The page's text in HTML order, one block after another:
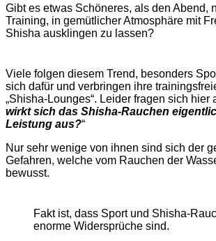
Gibt es etwas Schöneres, als den Abend,
Training, in gemütlicher Atmosphäre mit
Shisha ausklingen zu lassen?
Viele folgen diesem Trend, besonders
sich dafür und verbringen ihre
„Shisha-Lounges“. Leider fragen sich hier
wirkt sich das Shisha-Rauchen
Leistung aus?“
Nur sehr wenige von ihnen sind sich der
Gefahren, welche vom Rauchen der
bewusst.
Fakt ist, dass Sport und Shisha-
enorme Widersprüche sind.